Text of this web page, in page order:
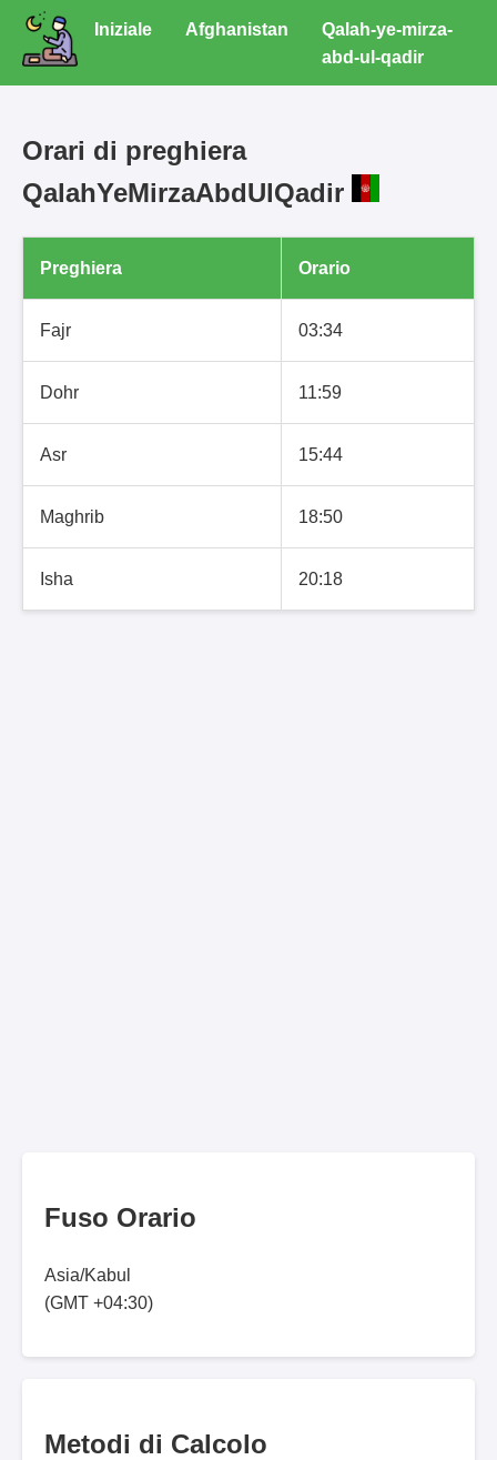
Iniziale Afghanistan
Qalah-ye-mirza-
abd-ul-qadir
Orari di preghiera
QalahYeMirzaAbdUlQadir
Preghiera Orario
Fajr 03:34
Dohr 11:59
Asr 15:44
Maghrib 18:50
Isha 20:18
Fuso Orario
Asia/Kabul
(GMT +04:30)
Metodi di Calcolo